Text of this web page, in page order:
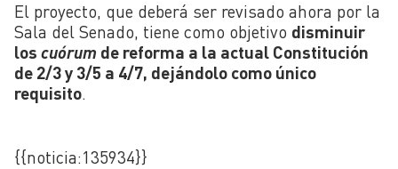
El proyecto, que deberá ser revisado ahora por la
Sala del Senado, tiene como objetivo disminuir
los cuórum de reforma a la actual Constitución
de 2/3 y 3/5 a 4/7, dejándolo como único
requisito.
{{noticia:135934}}